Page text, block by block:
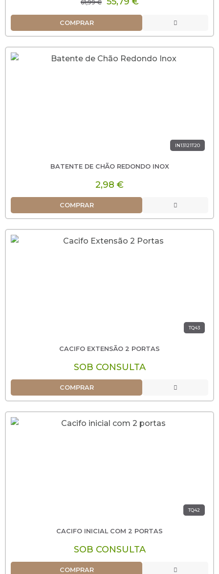
61,99 €
COMPRAR
IN13121T20
BATENTE DE CHÃO REDONDO INOX
2,98 €
COMPRAR
TQ43
CACIFO EXTENSÃO 2 PORTAS
SOB CONSULTA
COMPRAR
TQ42
CACIFO INICIAL COM 2 PORTAS
SOB CONSULTA
COMPRAR